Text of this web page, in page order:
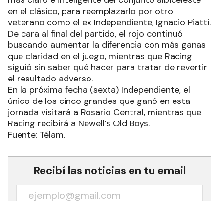
en el clásico, para reemplazarlo por otro
veterano como el ex Independiente, Ignacio Piatti.
De cara al final del partido, el rojo continuó
buscando aumentar la diferencia con más ganas
que claridad en el juego, mientras que Racing
siguió sin saber qué hacer para tratar de revertir
el resultado adverso.
En la próxima fecha (sexta) Independiente, el
único de los cinco grandes que ganó en esta
jornada visitará a Rosario Central, mientras que
Racing recibirá a Newell’s Old Boys.
Fuente: Télam.
Recibí las noticias en tu email